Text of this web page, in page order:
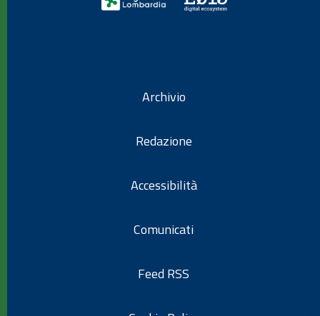
Archivio
Redazione
Accessibilità
Comunicati
Feed RSS